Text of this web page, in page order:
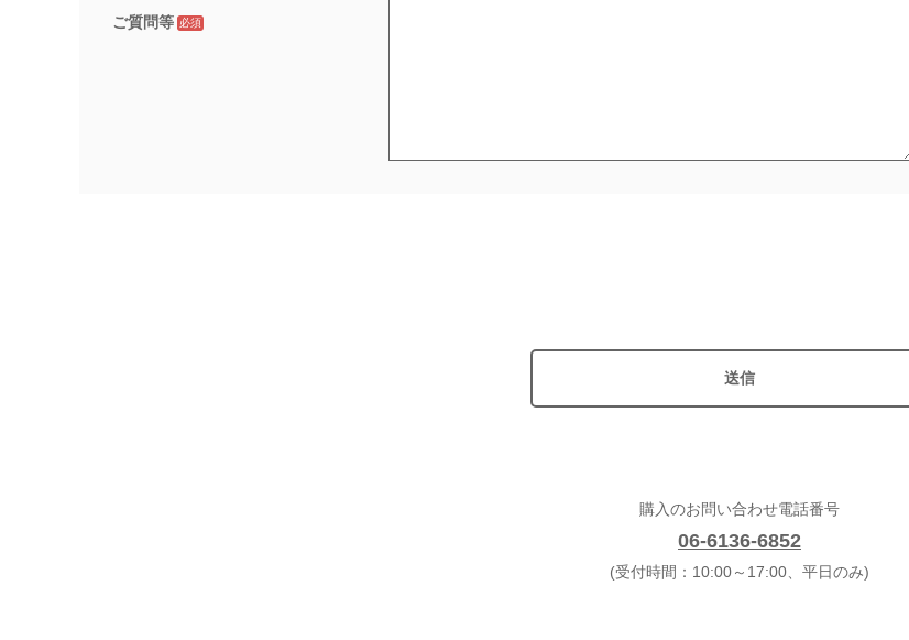
ご質問等 必須
購入のお問い合わせ電話番号
06-6136-6852
(受付時間：10:00～17:00、平日のみ)